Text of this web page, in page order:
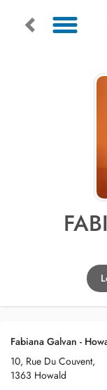
Fabiana Galvan -
10, Rue Du Couvent,
1363 Howald